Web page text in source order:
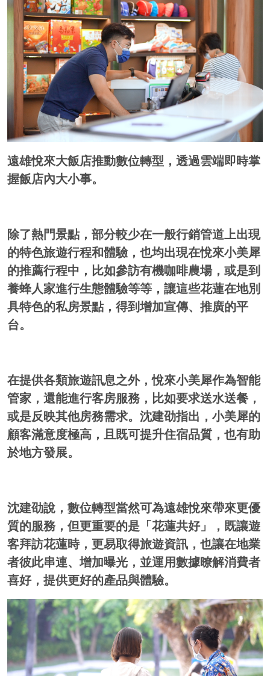
遠雄悅來大飯店推動數位轉型，透過雲端即時掌
握飯店內大小事。
除了熱門景點，部分較少在一般行銷管道上出現
的特色旅遊行程和體驗，也均出現在悅來小美犀
的推薦行程中，比如參訪有機咖啡農場，或是到
養蜂人家進行生態體驗等等，讓這些花蓮在地別
具特色的私房景點，得到增加宣傳、推廣的平
台。
在提供各類旅遊訊息之外，悅來小美犀作為智能
管家，還能進行客房服務，比如要求送水送餐，
或是反映其他房務需求。沈建劭指出，小美犀的
顧客滿意度極高，且既可提升住宿品質，也有助
於地方發展。
沈建劭說，數位轉型當然可為遠雄悅來帶來更優
質的服務，但更重要的是「花蓮共好」，既讓遊
客拜訪花蓮時，更易取得旅遊資訊，也讓在地業
者彼此串連、增加曝光，並運用數據暸解消費者
喜好，提供更好的產品與體驗。